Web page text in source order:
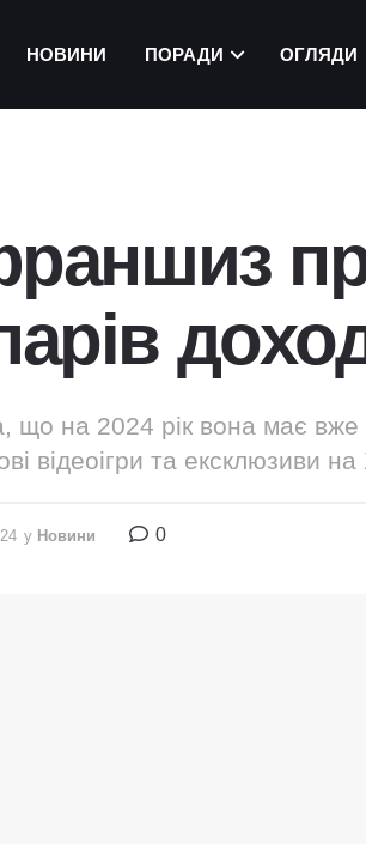
НОВИНИ ПОРАДИ ОГЛЯДИ
що на 2024 рік вона має вже
відеоігри та ексклюзиви
у Новини 0